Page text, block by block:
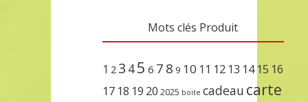
Mots clés Produit
1 2 3 45 6 7 8 9 10 11 12 13 14 15 16
17 18 19 20 2025 boite cadeau carte